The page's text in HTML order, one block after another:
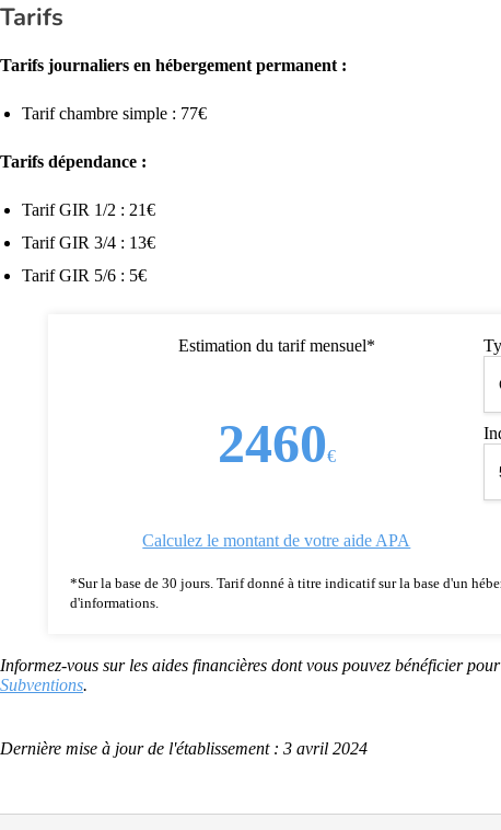
Tarifs
Tarifs journaliers en hébergement permanent :
Tarif chambre simple : 77€
Tarifs dépendance :
Tarif GIR 1/2 : 21€
Tarif GIR 3/4 : 13€
Tarif GIR 5/6 : 5€
Estimation du tarif mensuel*
2460€
Calculez le montant de votre aide APA
*Sur la base de 30 jours. Tarif donné à titre indicatif sur la base d'un
d'informations.
Informez-vous sur les aides financières dont vous pouvez bénéficier
Subventions.
Dernière mise à jour de l'établissement : 3 avril 2024